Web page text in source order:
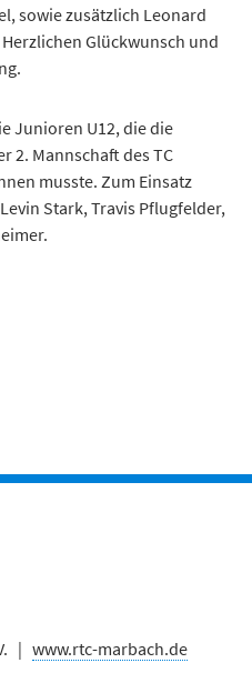
sowie zusätzlich Leonard
Glückwunsch und
Junioren U12, die die
2. Mannschaft des TC
musste. Zum Einsatz
Stark, Travis Pflugfelder,
| www.rtc-marbach.de